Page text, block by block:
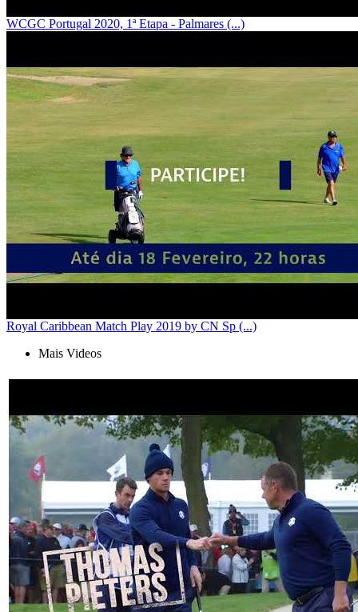
WCGC Portugal 2020, 1ª Etapa - Palmares (...)
Royal Caribbean Match Play 2019 by CN Sp (...)
Mais Videos